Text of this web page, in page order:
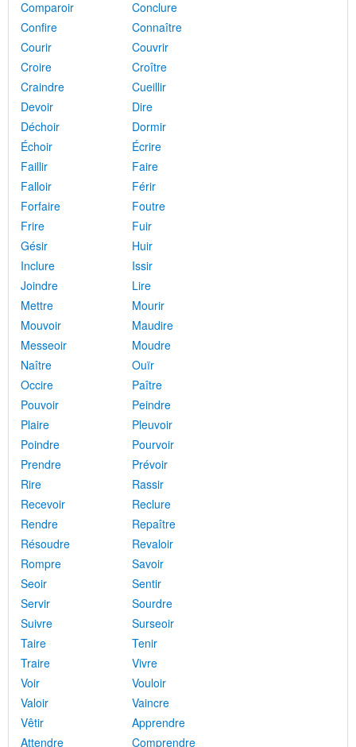
Comparoir
Conclure
Confire
Connaître
Courir
Couvrir
Croire
Croître
Craindre
Cueillir
Devoir
Dire
Déchoir
Dormir
Échoir
Écrire
Faillir
Faire
Falloir
Férir
Forfaire
Foutre
Frire
Fuir
Gésir
Huir
Inclure
Issir
Joindre
Lire
Mettre
Mourir
Mouvoir
Maudire
Messeoir
Moudre
Naître
Ouïr
Occire
Paître
Pouvoir
Peindre
Plaire
Pleuvoir
Poindre
Pourvoir
Prendre
Prévoir
Rire
Rassir
Recevoir
Reclure
Rendre
Repaître
Résoudre
Revaloir
Rompre
Savoir
Seoir
Sentir
Servir
Sourdre
Suivre
Surseoir
Taire
Tenir
Traire
Vivre
Voir
Vouloir
Valoir
Vaincre
Vêtir
Apprendre
Attendre
Comprendre